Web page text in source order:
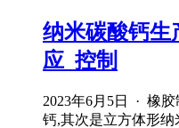
纳米碳酸钙生
应_控制
2023年6月5日 · 橡
钙,其次是立方体形